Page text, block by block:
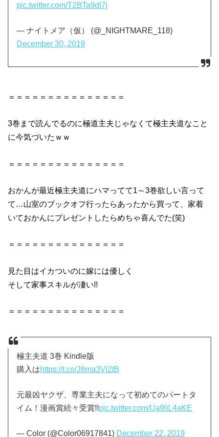
pic.twitter.com/T2BTa9dI7j
— ナイトメア（仮） (@_NIGHTMARE_118)
December 30, 2019
＝＝＝＝＝＝＝＝＝＝＝＝＝＝＝
3巻まで読んでるのに極道主夫じゃなくて極主夫道なこと
に今気づいたｗｗ
＝＝＝＝＝＝＝＝＝＝＝＝＝＝＝
おかんが最近極主夫道にハマってて1～3巻欲しい言って
て…山室のブックオフ行ったらあったから買って、家着
いておかんにプレゼントしたらめちゃ喜んでた(笑)
＝＝＝＝＝＝＝＝＝＝＝＝＝＝＝
見た目はイカついのに嫁には優しく
そして家事スキルが凄い!!
＝＝＝＝＝＝＝＝＝＝＝＝＝＝＝
極主夫道 3巻 Kindle版
購入はhttps://t.co/J8ma3Vl2tB
元最凶ヤクザ、専業主夫になって初めてのパートタ
イム！漫画賞続々受賞!!pic.twitter.com/Ua9liL4aKE
— Color (@Color06917841) December 22, 2019